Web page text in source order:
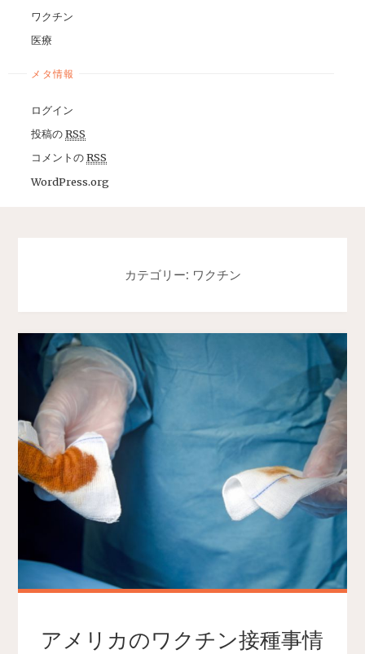
ワクチン
医療
メタ情報
ログイン
投稿のRSS
コメントのRSS
WordPress.org
カテゴリー: ワクチン
アメリカのワクチン接種事情